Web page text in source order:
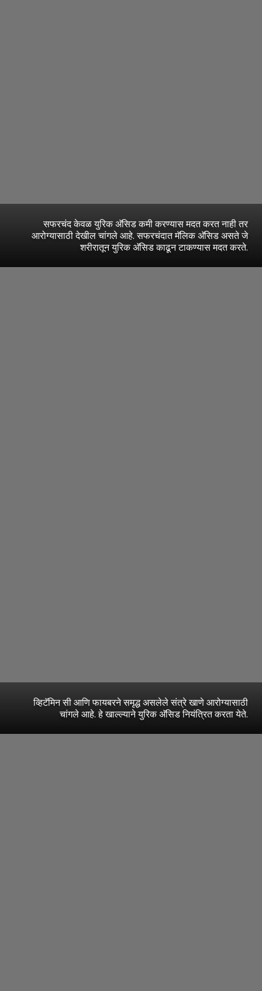
सफरचंद केवळ युरिक अ‍ॅसिड कमी करण्यास मदत करत नाही तर
आरोग्यासाठी देखील चांगले आहे. सफरचंदात मॅलिक अ‍ॅसिड असते जे
शरीरातून युरिक अ‍ॅसिड काढून टाकण्यास मदत करते.
व्हिटॅमिन सी आणि फायबरने समृद्ध असलेले संत्रे खाणे आरोग्यासाठी
चांगले आहे. हे खाल्ल्याने युरिक अ‍ॅसिड नियंत्रित करता येते.